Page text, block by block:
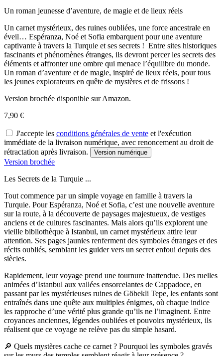
Un roman jeunesse d’aventure, de magie et de lieux réels
Un carnet mystérieux, des ruines oubliées, une force ancestrale en
éveil… Espéranza, Noé et Sofia embarquent pour une aventure
captivante à travers la Turquie et ses secrets ! Entre sites historiques
fascinants et phénomènes étranges, ils devront percer les secrets des
éléments et affronter une ombre qui menace l’équilibre du monde.
Un roman d’aventure et de magie, inspiré de lieux réels, pour tous
les jeunes explorateurs en quête de mystères et de frissons !
Version brochée disponible sur Amazon.
7,90 €
J'accepte les conditions générales de vente et l'exécution
immédiate de la livraison numérique, avec renoncement au droit de
rétractation après livraison.
Version numérique
Version brochée
Les Secrets de la Turquie ...
Tout commence par un simple voyage en famille à travers la
Turquie. Pour Espéranza, Noé et Sofia, c’est une nouvelle aventure
sur la route, à la découverte de paysages majestueux, de vestiges
anciens et de cultures fascinantes. Mais alors qu’ils explorent une
vieille bibliothèque à Istanbul, un carnet mystérieux attire leur
attention. Ses pages jaunies renferment des symboles étranges et des
récits oubliés, semblant les guider vers un secret enfoui depuis des
siècles.
Rapidement, leur voyage prend une tournure inattendue. Des ruelles
animées d’Istanbul aux vallées ensorcelantes de Cappadoce, en
passant par les mystérieuses ruines de Göbekli Tepe, les enfants sont
entraînés dans une quête aux multiples énigmes, où chaque indice
les rapproche d’une vérité plus grande qu’ils ne l’imaginent. Entre
croyances anciennes, légendes oubliées et pouvoirs mystérieux, ils
réalisent que ce voyage ne relève pas du simple hasard.
🔎 Quels mystères cache ce carnet ? Pourquoi les symboles gravés